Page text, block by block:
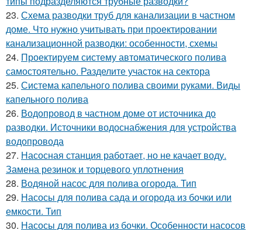
23. Схема разводки труб для канализации в частном
доме. Что нужно учитывать при проектировании
канализационной разводки: особенности, схемы
24. Проектируем систему автоматического полива
самостоятельно. Разделите участок на сектора
25. Система капельного полива своими руками. Виды
капельного полива
26. Водопровод в частном доме от источника до
разводки. Источники водоснабжения для устройства
водопровода
27. Насосная станция работает, но не качает воду.
Замена резинок и торцевого уплотнения
28. Водяной насос для полива огорода. Тип
29. Насосы для полива сада и огорода из бочки или
емкости. Тип
30. Насосы для полива из бочки. Особенности насосов